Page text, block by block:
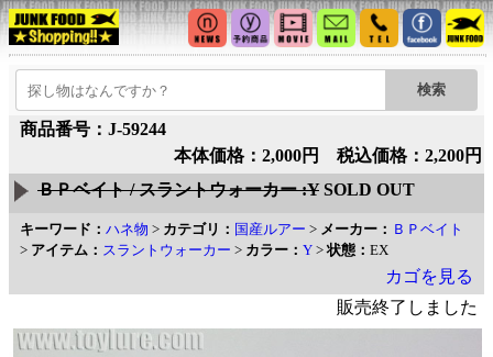
商品番号：J-59244
本体価格：2,000円 税込価格：2,200円
ＢＰベイト / スラントウォーカー :YSOLD OUT
キーワード： ハネ物 > カテゴリ： 国産ルアー > メーカー： ＢＰベイト
> アイテム： スラントウォーカー > カラー： Y >状態： EX
カゴを見る
販売終了しました